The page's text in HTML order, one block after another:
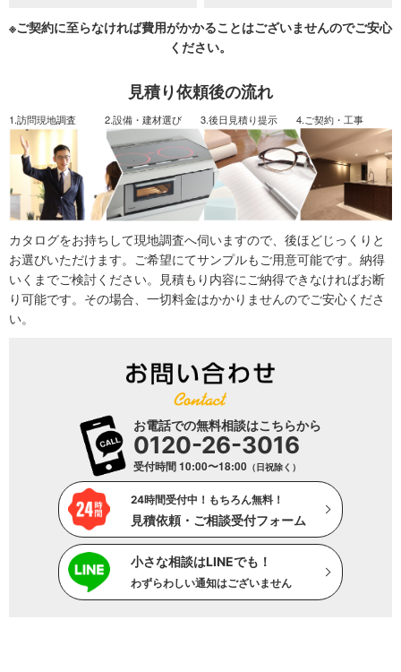
※ご契約に至らなければ費用がかかることはございませんのでご安心
ください。
見積り依頼後の流れ
1.訪問現地調査 2.設備・建材選び 3.後日見積り提示 4.ご契約・工事
カタログをお持ちして現地調査へ伺いますので、後ほどじっくりと
お選びいただけます。ご希望にてサンプルもご用意可能です。納得
いくまでご検討ください。見積もり内容にご納得できなければお断
り可能です。その場合、一切料金はかかりませんのでご安心くださ
い。
お電話での無料相談はこちらから
0120-26-3016
受付時間 10:00〜18:00 （日祝除く）
24時間受付中！もちろん無料！
見積依頼・ご相談受付フォーム
小さな相談はLINEでも！
わずらわしい通知はございません